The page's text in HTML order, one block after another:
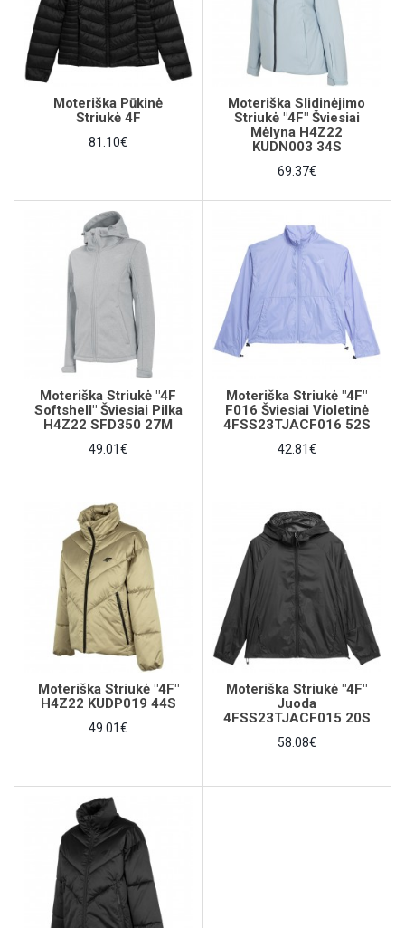
Moteriška Pūkinė
Striukė 4F
81.10€
Moteriška Slidinėjimo
Striukė "4F" Šviesiai
Mėlyna H4Z22
KUDN003 34S
69.37€
Moteriška Striukė "4F
Softshell" Šviesiai Pilka
H4Z22 SFD350 27M
49.01€
Moteriška Striukė "4F"
F016 Šviesiai Violetinė
4FSS23TJACF016 52S
42.81€
Moteriška Striukė "4F"
H4Z22 KUDP019 44S
49.01€
Moteriška Striukė "4F"
Juoda
4FSS23TJACF015 20S
58.08€